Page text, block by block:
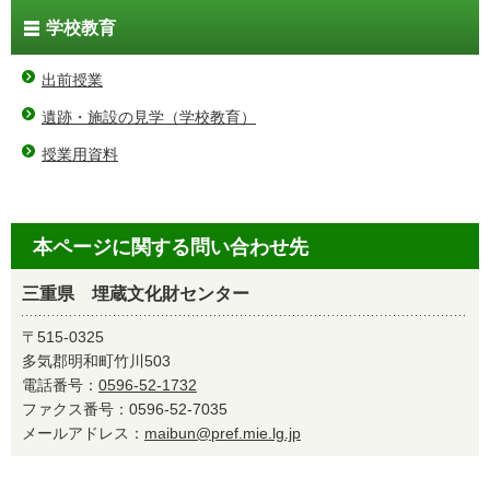
学校教育
出前授業
遺跡・施設の見学（学校教育）
授業用資料
本ページに関する問い合わせ先
三重県 埋蔵文化財センター
〒515-0325
多気郡明和町竹川503
電話番号： 0596-52-1732
ファクス番号：0596-52-7035
メールアドレス： maibun@pref.mie.lg.jp